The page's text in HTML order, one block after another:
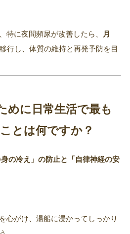
特に夜間頻尿が改善したら、
月
行し、体質の維持と再発予防を目
めに日常生活で最も
とは何ですか？
の冷え」の防止と「自律神経の安
心がけ、湯船に浸かってしっかり